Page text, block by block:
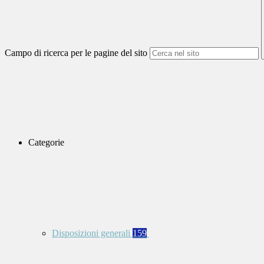
Campo di ricerca per le pagine del sito
Categorie
Disposizioni generali 159